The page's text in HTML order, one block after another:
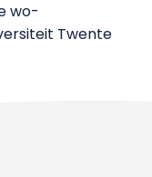
wo-
Twente